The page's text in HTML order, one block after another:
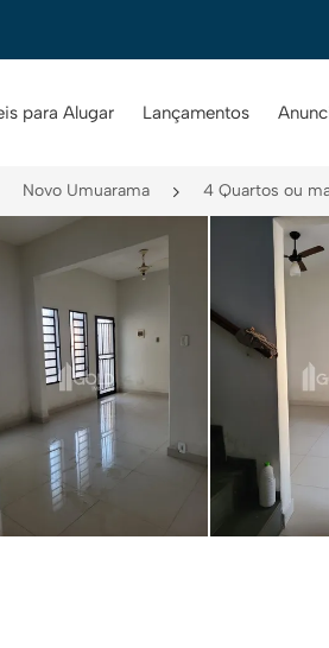
para Alugar Lançamentos
Novo Umuarama 4 Quartos ou